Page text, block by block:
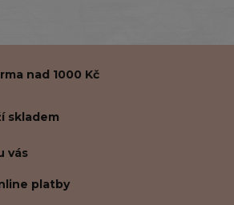
nad 1000 Kč
skladem
vás
platby